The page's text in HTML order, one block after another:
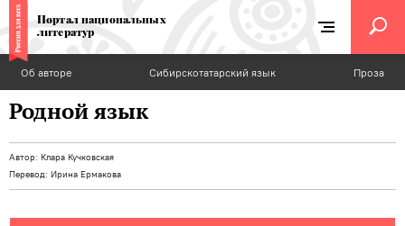
Портал национальных
литератур
Об авторе Сибирскотатарский язык Проза
Родной язык
Автор: Клара Кучковская
Перевод: Ирина Ермакова